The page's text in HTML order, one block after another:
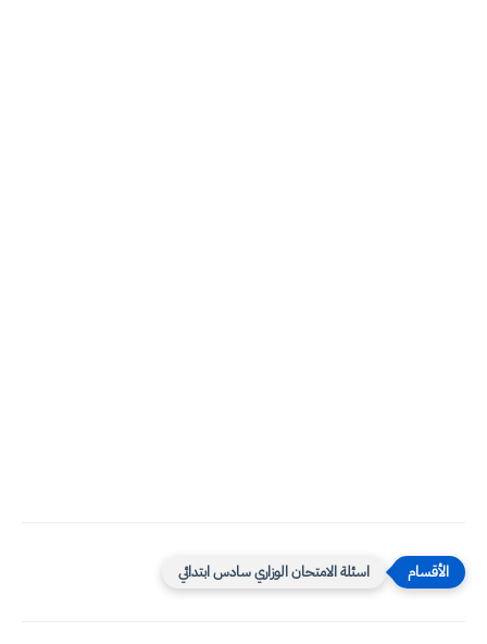
اسئلة الامتحان الوزاري سادس ابتدائي